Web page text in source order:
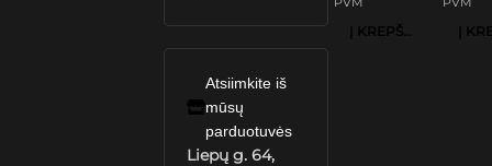
Atsiimkite iš
mūsų
parduotuvės
Liepų g. 64,
Į KREPŠELĮ